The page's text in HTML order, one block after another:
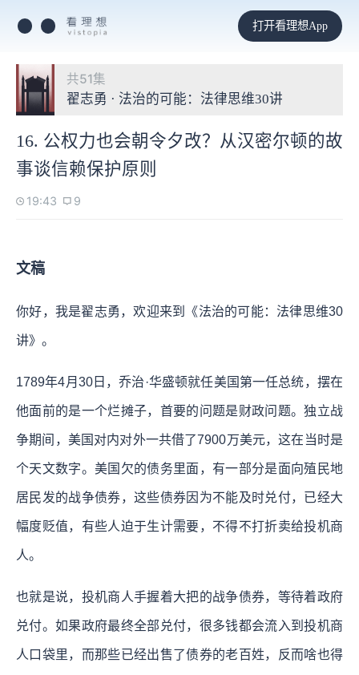
打开看理想App
共51集
翟志勇 · 法治的可能：法律思维30讲
16. 公权力也会朝令夕改？从汉密尔顿的故
事谈信赖保护原则
19:43 9
文稿
你好，我是翟志勇，欢迎来到《法治的可能：法律思维30
讲》。
1789年4月30日，乔治·华盛顿就任美国第一任总统，摆在
他面前的是一个烂摊子，首要的问题是财政问题。独立战
争期间，美国对内对外一共借了7900万美元，这在当时是
个天文数字。美国欠的债务里面，有一部分是面向殖民地
居民发的战争债券，这些债券因为不能及时兑付，已经大
幅度贬值，有些人迫于生计需要，不得不打折卖给投机商
人。
也就是说，投机商人手握着大把的战争债券，等待着政府
兑付。如果政府最终全部兑付，很多钱都会流入到投机商
人口袋里，而那些已经出售了债券的老百姓，反而啥也得